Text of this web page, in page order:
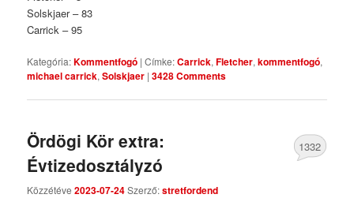
Solskjaer – 83
Carrick – 95
Kategória:Kommentfogó |Címke:Carrick,Fletcher,kommentfogó,
michael carrick,Solskjaer |3428 Comments
Ördögi Kör extra:
Évtizedosztályzó
Közzétéve2023-07-24Szerző:stretfordend
1332